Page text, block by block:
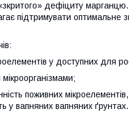
дефіциту
підтримувати оптимальне
у доступних для
поживних
у вапняних вапняних ґрунтах.